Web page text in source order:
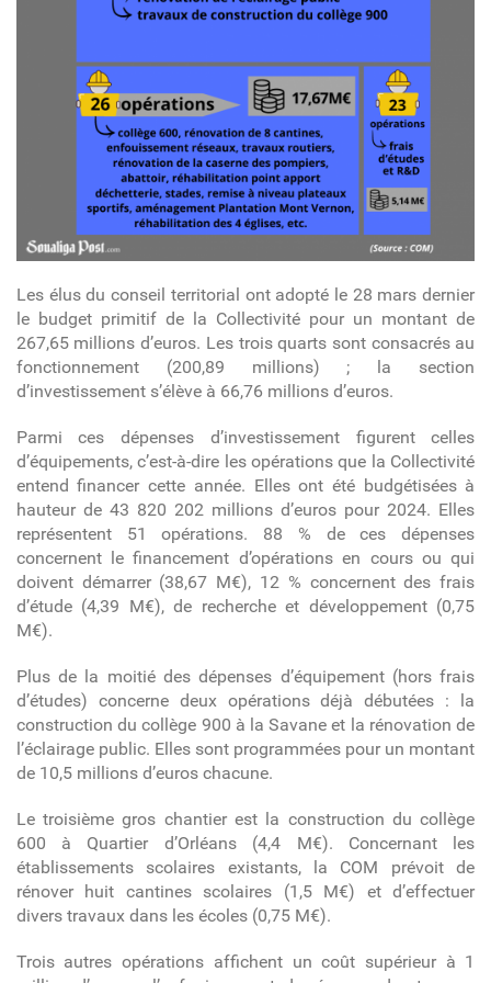
Les élus du conseil territorial ont adopté le 28 mars dernier
le budget primitif de la Collectivité pour un montant de
267,65 millions d’euros. Les trois quarts sont consacrés au
fonctionnement (200,89 millions) ; la section
d’investissement s’élève à 66,76 millions d’euros.
Parmi ces dépenses d’investissement figurent celles
d’équipements,c’est-à-dire les opérations que la Collectivité
entend financer cette année. Elles ont été budgétisées à
hauteur de 43 820 202 millions d’euros pour 2024. Elles
représentent 51 opérations. 88 % de ces dépenses
concernent le financement d’opérations en cours ou qui
doivent démarrer (38,67 M€), 12 % concernent des frais
d’étude (4,39 M€), de recherche et développement (0,75
M€).
Plus de la moitié des dépenses d’équipement (hors frais
d’études) concerne deux opérations déjà débutées : la
construction du collège 900 à la Savane et la rénovation de
l’éclairage public. Elles sont programmées pour un montant
de 10,5 millions d’euros chacune.
Le troisième gros chantier est la construction du collège
600 à Quartier d’Orléans (4,4 M€). Concernant les
établissements scolaires existants, la COM prévoit de
rénover huit cantines scolaires (1,5 M€) et d’effectuer
divers travaux dans les écoles (0,75 M€).
Trois autres opérations affichent un coût supérieur à 1